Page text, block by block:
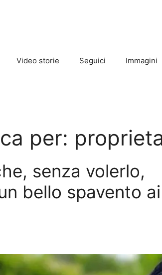
Video storie Seguici Immagini
per:
senza volerlo,
bello spavento ai